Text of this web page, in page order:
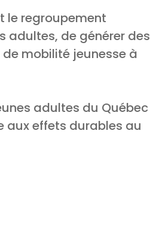
le regroupement
adultes, de générer des
mobilité jeunesse à
adultes du Québec
aux effets durables au